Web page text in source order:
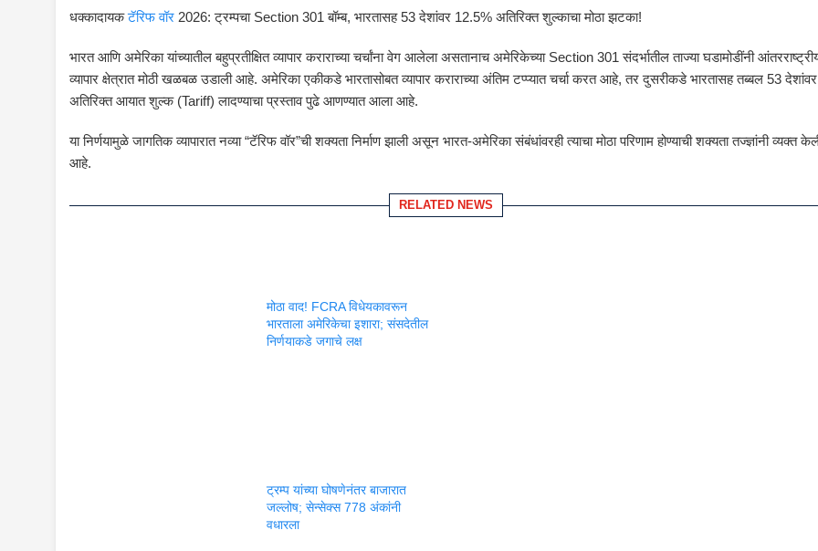
धक्कादायकटॅरिफ वॉर 2026: ट्रम्पचा Section 301 बॉम्ब, भारतासह 53 देशांवर 12.5% अतिरिक्त शुल्काचा मोठा झटका!
भारत आणि अमेरिका यांच्यातील बहुप्रतीक्षित व्यापार कराराच्या चर्चांना वेग आलेला असतानाच अमेरिकेच्या Section 301 संदर्भातील ताज्या घडामोडींनी
व्यापार क्षेत्रात मोठी खळबळ उडाली आहे. अमेरिका एकीकडे भारतासोबत व्यापार कराराच्या अंतिम टप्प्यात चर्चा करत आहे, तर दुसरीकडे भारतासह तब्बल 53 देशांवर
अतिरिक्त आयात शुल्क (Tariff) लादण्याचा प्रस्ताव पुढे आणण्यात आला आहे.
या निर्णयामुळे जागतिक व्यापारात नव्या “टॅरिफ वॉर”ची शक्यता निर्माण झाली असून भारत-अमेरिका संबंधांवरही त्याचा मोठा परिणाम होण्याची शक्यता तज्ज्ञांनी व्यक्त
आहे.
RELATED NEWS
मोठा वाद! FCRA विधेयकावरून
भारताला अमेरिकेचा इशारा; संसदेतील
निर्णयाकडे जगाचे लक्ष
ट्रम्प यांच्या घोषणेनंतर बाजारात
जल्लोष; सेन्सेक्स 778 अंकांनी
वधारला